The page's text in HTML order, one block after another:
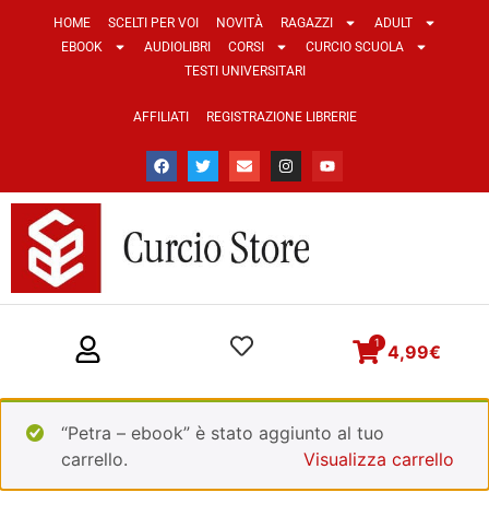
HOME SCELTI PER VOI NOVITÀ RAGAZZI
ADULT
EBOOK
AUDIOLIBRI CORSI
CURCIO SCUOLA
TESTI UNIVERSITARI
AFFILIATI REGISTRAZIONE LIBRERIE
4,99€
1
“Petra – ebook” è stato aggiunto al tuo
carrello.
Visualizza carrello